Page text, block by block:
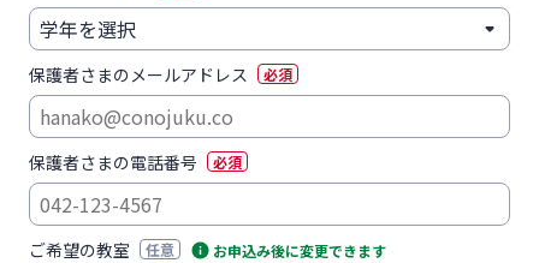
保護者さまのメールアドレス 必須
保護者さまの電話番号 必須
ご希望の教室 任意 お申込み後に変更できます